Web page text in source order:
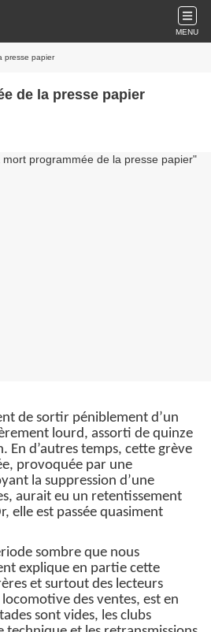
MENU
presse papier
de la presse papier
de sortir péniblement d’un
lourd, assorti de quinze
En d’autres temps, cette grève
provoquée par une
la suppression d’une
aurait eu un retentissement
elle est passée quasiment
sombre que nous
explique en partie cette
et surtout des lecteurs
des ventes, est en
sont vides, les clubs